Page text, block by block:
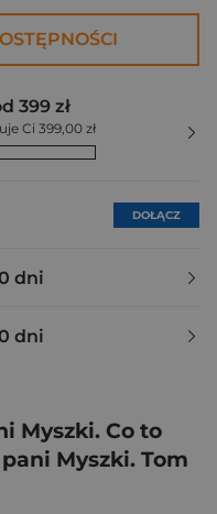
399 zł
Ci 399,00 zł
DOŁĄCZ
dni
dni
Myszki. Co to
Myszki. Tom